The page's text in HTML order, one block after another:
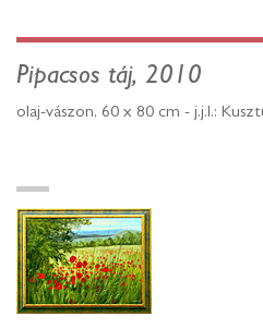
Pipacsos táj, 2010
olaj-vászon, 60 x 80 cm - j.j.l.: